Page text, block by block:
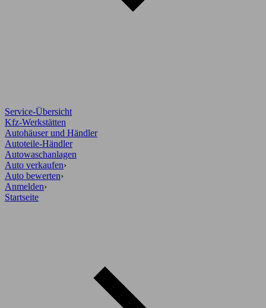
Service-Übersicht
Kfz-Werkstätten
Autohäuser und Händler
Autoteile-Händler
Autowaschanlagen
Auto verkaufen›
Auto bewerten›
Anmelden›
Startseite